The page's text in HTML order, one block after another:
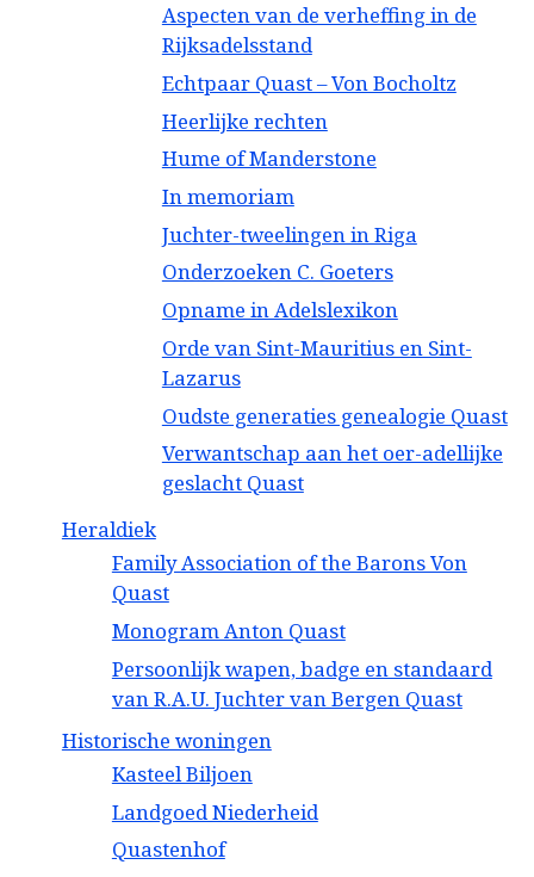
Aspecten van de verheffing in de
Rijksadelsstand
Echtpaar Quast – Von Bocholtz
Heerlijke rechten
Hume of Manderstone
In memoriam
Juchter-tweelingen in Riga
Onderzoeken C. Goeters
Opname in Adelslexikon
Orde van Sint-Mauritius en Sint-
Lazarus
Oudste generaties genealogie Quast
Verwantschap aan het oer-adellijke
geslacht Quast
Heraldiek
Family Association of the Barons Von
Quast
Monogram Anton Quast
Persoonlijk wapen, badge en standaard
van R.A.U. Juchter van Bergen Quast
Historische woningen
Kasteel Biljoen
Landgoed Niederheid
Quastenhof